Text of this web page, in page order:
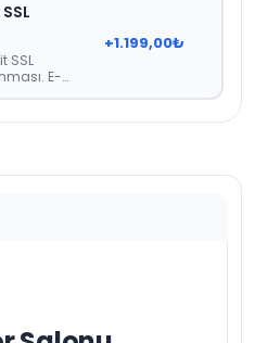
sitenizdeki
SSL
E-
+1.199,00₺